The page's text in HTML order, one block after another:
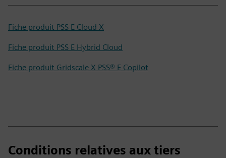
Fiche produit PSS E Cloud X
Fiche produit PSS E Hybrid Cloud
Fiche produit Gridscale X PSS® E Copilot
Conditions relatives aux tiers